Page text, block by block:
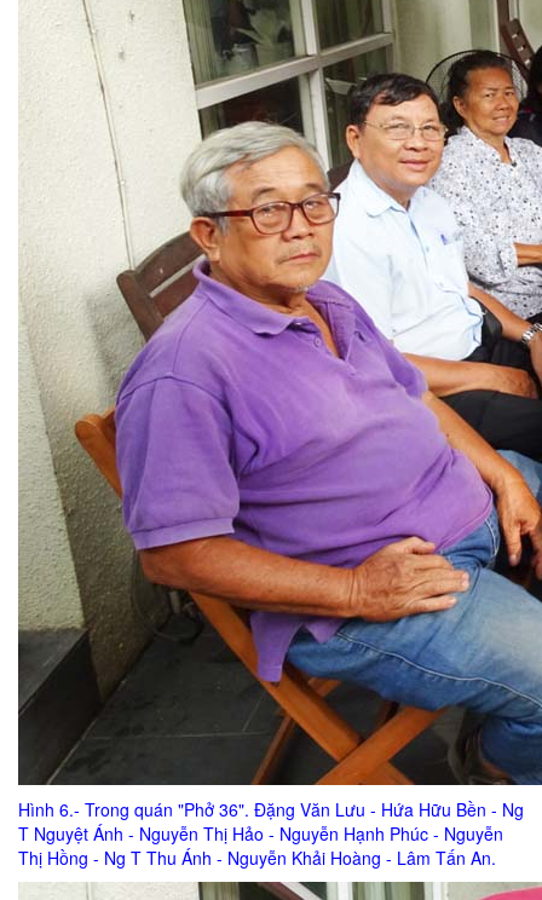
Hình 6.- Trong quán "Phở 36". Đặng Văn Lưu - Hứa Hữu Bền - Ng
T Nguyệt Ánh - Nguyễn Thị Hảo - Nguyễn Hạnh Phúc - Nguyễn
Thị Hồng - Ng T Thu Ánh - Nguyễn Khải Hoàng - Lâm Tấn An.